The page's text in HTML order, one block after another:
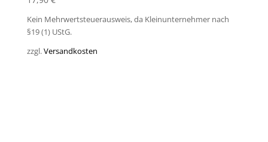
Kein Mehrwertsteuerausweis, da Kleinunternehmer nach
§19 (1) UStG.
zzgl.Versandkosten